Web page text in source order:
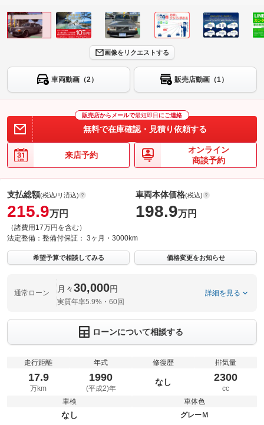
画像をリクエストする
車両動画（2） 販売店動画（1）
販売店からメールで最短即日 にご連絡
無料で在庫確認・見積り依頼する
来店予約
オンライン
商談予約
支払総額(税込/リ済込)
215.9万円
（諸費用17万円を含む）
車両本体価格(税込)
198.9万円
法定整備： 整備付保証： 3ヶ月・3000km
希望予算で相談してみる 価格変更をお知らせ
通常ローン 月々30,000円
実質年率5.9%・60回
詳細を見る
ローンについて相談する
走行距離
17.9
万km
年式
1990
(平成2)年
修復歴
なし
排気量
2300
cc
車検
なし
車体色
グレーＭ